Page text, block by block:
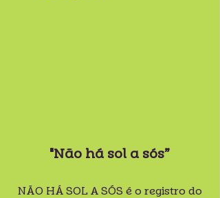
"Não há sol a sós”
NÃO HÁ SOL A SÓS é o registro do